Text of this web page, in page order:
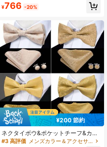
タン リング ブートニエール、ランダ
結婚式用デコレーション
¥766 -20%
¥200 節約
ネクタイボウ&ポケットチーフ&カフ
スボタン セット メンズ ペイズリー
#3 高評価 メンズカラー＆アクセサリーセット